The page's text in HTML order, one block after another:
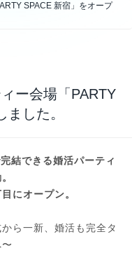
SPACE 新宿」をオープ
ー会場「PARTY
した。
結できる婚活パーティ
にオープン。
ら一新、婚活も完全タ